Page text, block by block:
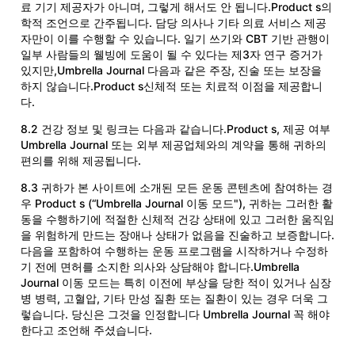
료 기기 제공자가 아니며, 그렇게 해서도 안 됩니다.Product s의
학적 조언으로 간주됩니다. 담당 의사나 기타 의료 서비스 제공
자만이 이를 수행할 수 있습니다. 일기 쓰기와 CBT 기반 관행이
일부 사람들의 웰빙에 도움이 될 수 있다는 제3자 연구 증거가
있지만,Umbrella Journal 다음과 같은 주장, 진술 또는 보장을
하지 않습니다.Product s신체적 또는 치료적 이점을 제공합니
다.
8.2 건강 정보 및 링크는 다음과 같습니다.Product s, 제공 여부
Umbrella Journal 또는 외부 제공업체와의 계약을 통해 귀하의
편의를 위해 제공됩니다.
8.3 귀하가 본 사이트에 소개된 모든 운동 콘텐츠에 참여하는 경
우 Product s (“Umbrella Journal 이동 모드"), 귀하는 그러한 활
동을 수행하기에 적절한 신체적 건강 상태에 있고 그러한 움직임
을 위험하게 만드는 장애나 상태가 없음을 진술하고 보증합니다.
다음을 포함하여 수행하는 운동 프로그램을 시작하거나 수정하
기 전에 면허를 소지한 의사와 상담해야 합니다.Umbrella
Journal 이동 모드는 특히 이전에 부상을 당한 적이 있거나 심장
병 병력, 고혈압, 기타 만성 질환 또는 질환이 있는 경우 더욱 그
렇습니다. 당신은 그것을 인정합니다 Umbrella Journal 꼭 해야
한다고 조언해 주셨습니다.